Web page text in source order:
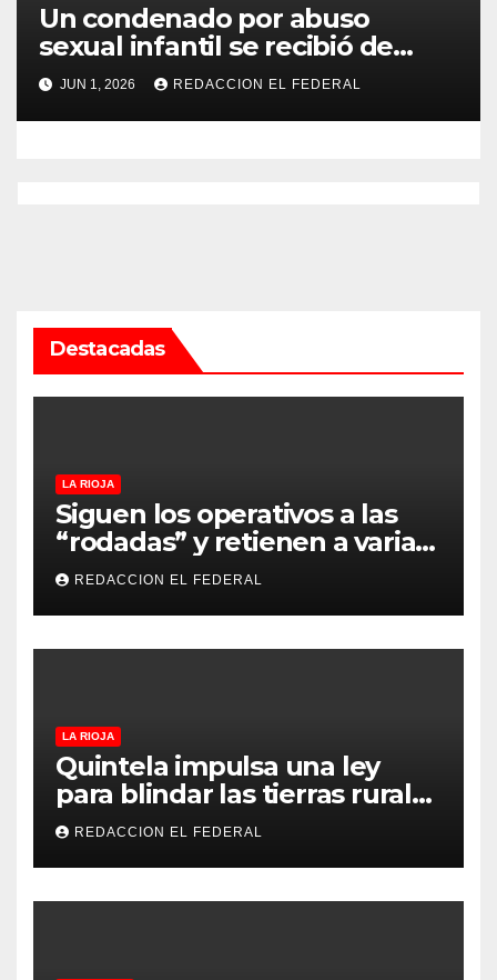
Un condenado por abuso
sexual infantil se recibió de
psicopedagogo dentro del
Servicio Penitenciario de La
Rioja
JUN 1, 2026 REDACCION EL FEDERAL
Destacadas
LA RIOJA
Siguen los operativos a las
“rodadas” y retienen a varias
motocicletas
REDACCION EL FEDERAL
LA RIOJA
Quintela impulsa una ley
para blindar las tierras rurales
de La Rioja: cuáles son los
principales puntos
REDACCION EL FEDERAL